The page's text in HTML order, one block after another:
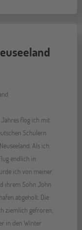
flog ich mit
Schülern
Als ich
endlich in
ich von meiner
ihrem Sohn John
abgeholt. Die
ziemlich gefroren,
in den Winter